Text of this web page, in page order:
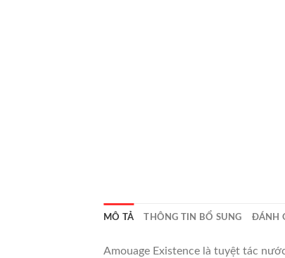
MÔ TẢ THÔNG TIN BỔ SUNG ĐÁNH
Amouage Existence là tuyệt tác